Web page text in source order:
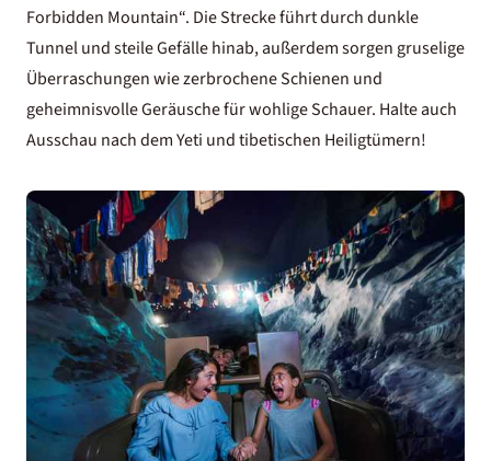
Forbidden Mountain“. Die Strecke führt durch dunkle
Tunnel und steile Gefälle hinab, außerdem sorgen gruselige
Überraschungen wie zerbrochene Schienen und
geheimnisvolle Geräusche für wohlige Schauer. Halte auch
Ausschau nach dem Yeti und tibetischen Heiligtümern!